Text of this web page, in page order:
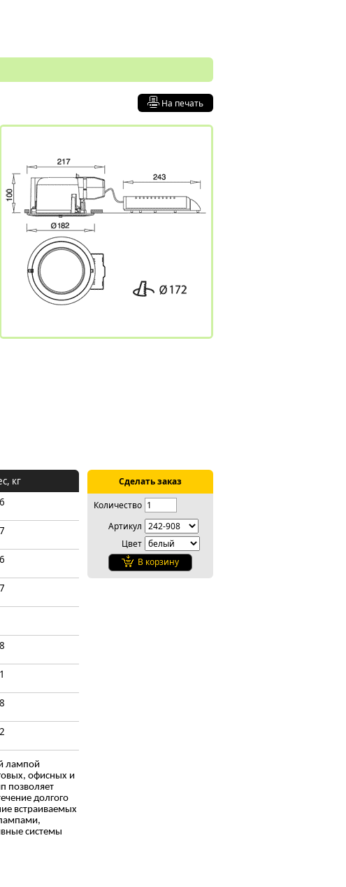
На печать
кг
лампой
офисных и
позволяет
долгого
встраиваемых
системы
Сделать заказ
Количество
Артикул
Цвет
В корзину